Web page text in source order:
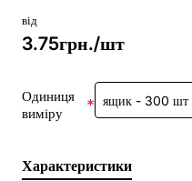
від
3.75грн./шт
Одиниця
виміру
Характеристики